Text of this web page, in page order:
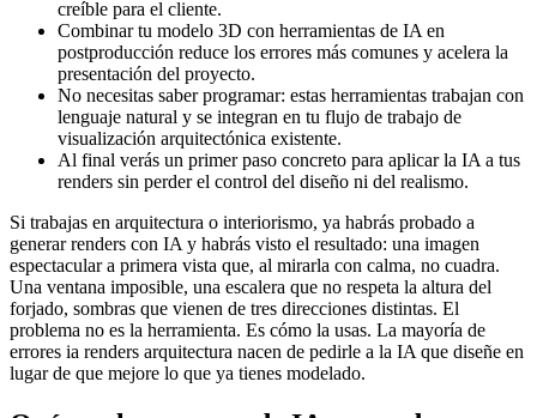
creíble para el cliente.
Combinar tu modelo 3D con herramientas de IA en
postproducción reduce los errores más comunes y acelera la
presentación del proyecto.
No necesitas saber programar: estas herramientas trabajan con
lenguaje natural y se integran en tu flujo de trabajo de
visualización arquitectónica existente.
Al final verás un primer paso concreto para aplicar la IA a tus
renders sin perder el control del diseño ni del realismo.
Si trabajas en arquitectura o interiorismo, ya habrás probado a
generar renders con IA y habrás visto el resultado: una imagen
espectacular a primera vista que, al mirarla con calma, no cuadra.
Una ventana imposible, una escalera que no respeta la altura del
forjado, sombras que vienen de tres direcciones distintas. El
problema no es la herramienta. Es cómo la usas. La mayoría de
errores ia renders arquitectura nacen de pedirle a la IA que diseñe en
lugar de que mejore lo que ya tienes modelado.